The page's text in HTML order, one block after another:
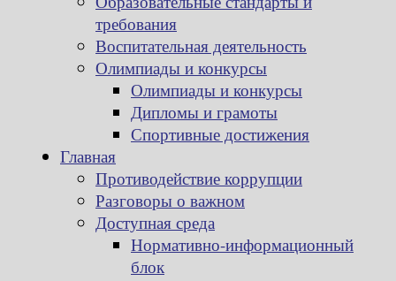
требования
Воспитательная деятельность
Олимпиады и конкурсы
Олимпиады и конкурсы
Дипломы и грамоты
Спортивные достижения
Главная
Противодействие коррупции
Разговоры о важном
Доступная среда
Нормативно-информационный
блок